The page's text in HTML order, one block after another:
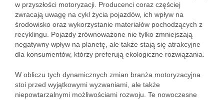
w przyszłości motoryzacji. Producenci coraz częściej
zwracają uwagę na cykl życia pojazdów, ich wpływ na
środowisko oraz wykorzystanie materiałów pochodzących z
recyklingu. Pojazdy zrównoważone nie tylko zmniejszają
negatywny wpływ na planetę, ale także stają się atrakcyjne
dla konsumentów, którzy preferują ekologiczne rozwiązania.
W obliczu tych dynamicznych zmian branża motoryzacyjna
stoi przed wyjątkowymi wyzwaniami, ale także
niepowtarzalnymi możliwościami rozwoju. Te nowoczesne